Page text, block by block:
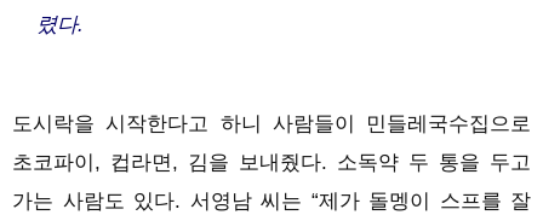
렸다.
도시락을 시작한다고 하니 사람들이 민들레국수집으로
초코파이, 컵라면, 김을 보내줬다. 소독약 두 통을 두고
가는 사람도 있다. 서영남 씨는 “제가 돌멩이 스프를 잘